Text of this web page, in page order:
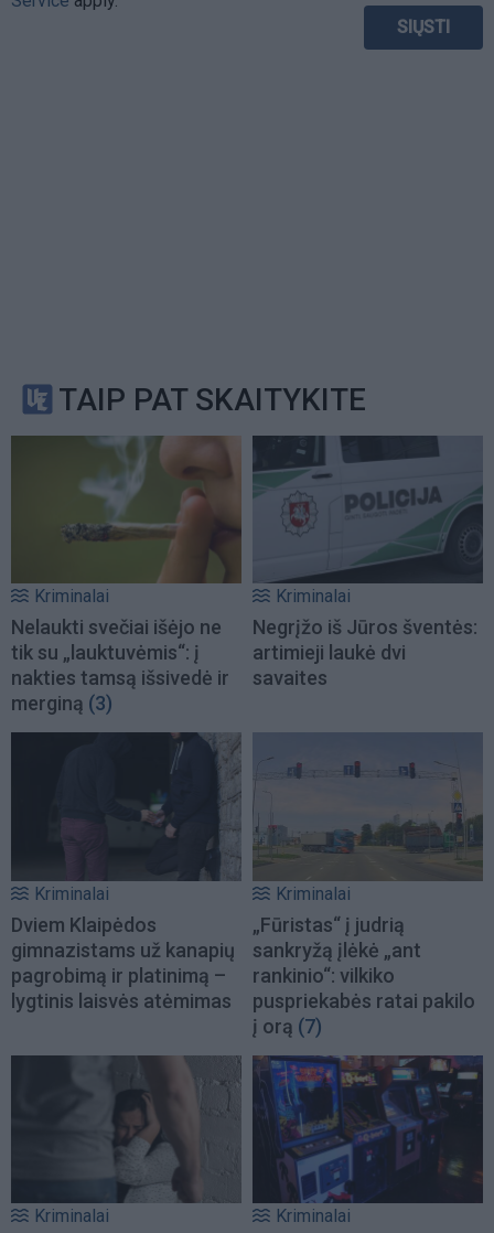
TAIP PAT SKAITYKITE
Kriminalai
Nelaukti svečiai išėjo ne
tik su „lauktuvėmis“: į
nakties tamsą išsivedė ir
merginą (3)
Kriminalai
Negrįžo iš Jūros šventės:
artimieji laukė dvi
savaites
Kriminalai
Dviem Klaipėdos
gimnazistams už kanapių
pagrobimą ir platinimą –
lygtinis laisvės atėmimas
Kriminalai
„Fūristas“ į judrią
sankryžą įlėkė „ant
rankinio“: vilkiko
puspriekabės ratai pakilo
į orą (7)
Kriminalai Kriminalai